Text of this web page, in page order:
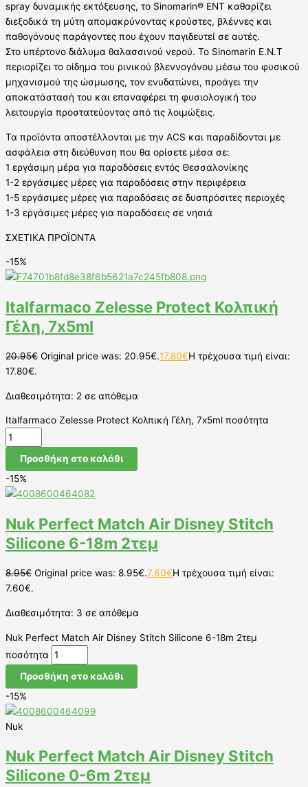
spray δυναµικής εκτόξευσης, το Sinomarin® ENT καθαρίζει
διεξοδικά τη µύτη αποµακρύνοντας κρούστες, βλέννες και
παθογόνους παράγοντες που έχουν παγιδευτεί σε αυτές.
Στο υπέρτονο διάλυµα θαλασσινού νερού. Το Sinomarin E.N.T
περιορίζει το οίδηµα του ρινικού βλεννογόνου µέσω του φυσικού
µηχανισµού της ώσµωσης, τον ενυδατώνει, προάγει την
αποκατάστασή του και επαναφέρει τη φυσιολογική του
λειτουργία προστατεύοντας από τις λοιµώξεις.
Τα προϊόντα αποστέλλονται με την ACS και παραδίδονται με
ασφάλεια στη διεύθυνση που θα ορίσετε μέσα σε:
1 εργάσιμη μέρα για παραδόσεις εντός Θεσσαλονίκης
1-2 εργάσιμες μέρες για παραδόσεις στην περιφέρεια
1-5 εργάσιμες μέρες για παραδόσεις σε δυσπρόσιτες περιοχές
1-3 εργάσιμες μέρες για παραδόσεις σε νησιά
ΣΧΕΤΙΚΑ ΠΡΟΪΟΝΤΑ
-15%
Italfarmaco Zelesse Protect Κολπική
Γέλη, 7x5ml
20.95€ Original price was: 20.95€.17.80€Η τρέχουσα τιμή είναι:
17.80€.
Διαθεσιμότητα: 2 σε απόθεμα
Italfarmaco Zelesse Protect Κολπική Γέλη, 7x5ml ποσότητα
Προσθήκη στο καλάθι
-15%
Nuk Perfect Match Air Disney Stitch
Silicone 6-18m 2τεμ
8.95€ Original price was: 8.95€.7.60€Η τρέχουσα τιμή είναι:
7.60€.
Διαθεσιμότητα: 3 σε απόθεμα
Nuk Perfect Match Air Disney Stitch Silicone 6-18m 2τεμ
ποσότητα
Προσθήκη στο καλάθι
-15%
Nuk
Nuk Perfect Match Air Disney Stitch
Silicone 0-6m 2τεμ